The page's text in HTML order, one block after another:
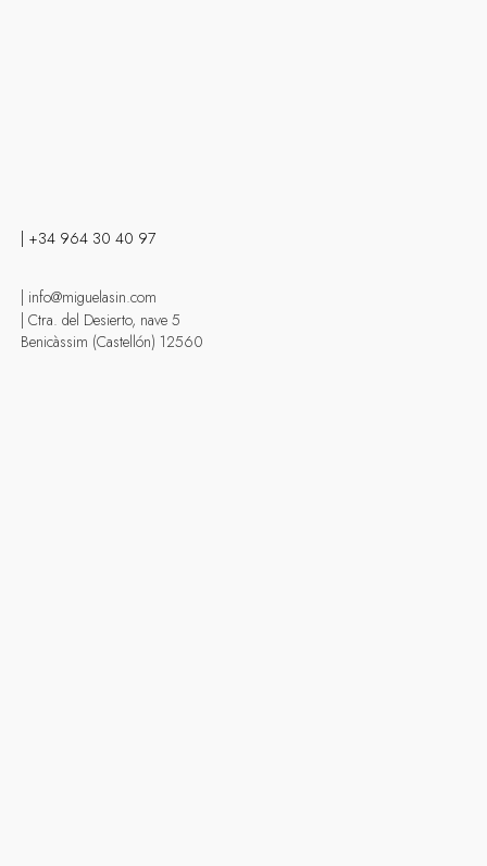
| +34 964 30 40 97
| info@miguelasin.com
| Ctra. del Desierto, nave 5
Benicàssim (Castellón) 12560